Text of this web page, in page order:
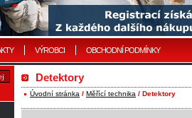
VÝROBCI OBCHODNÍ PODMÍNKY
Detektory
Úvodní stránka / Měřící technika / Detektory